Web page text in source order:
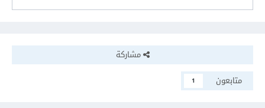
مشاركة
متابعون
1